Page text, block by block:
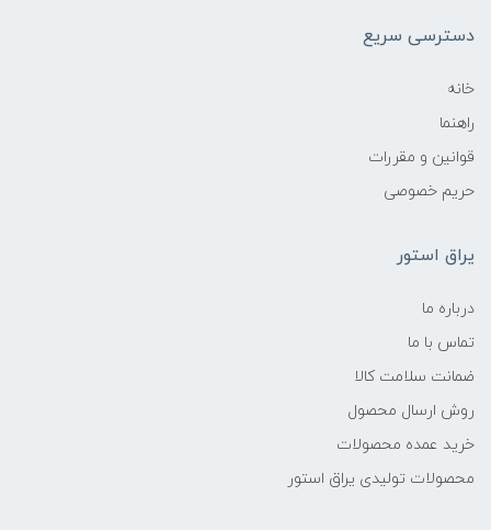
دسترسی سریع
خانه
راهنما
قوانین و مقررات
حریم خصوصی
یراق استور
درباره ما
تماس با ما
ضمانت سلامت کالا
روش ارسال محصول
خرید عمده محصولات
محصولات تولیدی یراق استور